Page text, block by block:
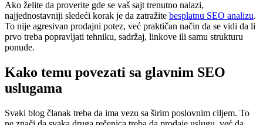
Ako želite da proverite gde se vaš sajt trenutno nalazi,
najjednostavniji sledeći korak je da zatražite besplatnu SEO analizu.
To nije agresivan prodajni potez, već praktičan način da se vidi da li
prvo treba popravljati tehniku, sadržaj, linkove ili samu strukturu
ponude.
Kako temu povezati sa glavnim SEO
uslugama
Svaki blog članak treba da ima vezu sa širim poslovnim ciljem. To